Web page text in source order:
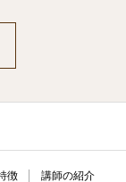
徴 講師の紹介